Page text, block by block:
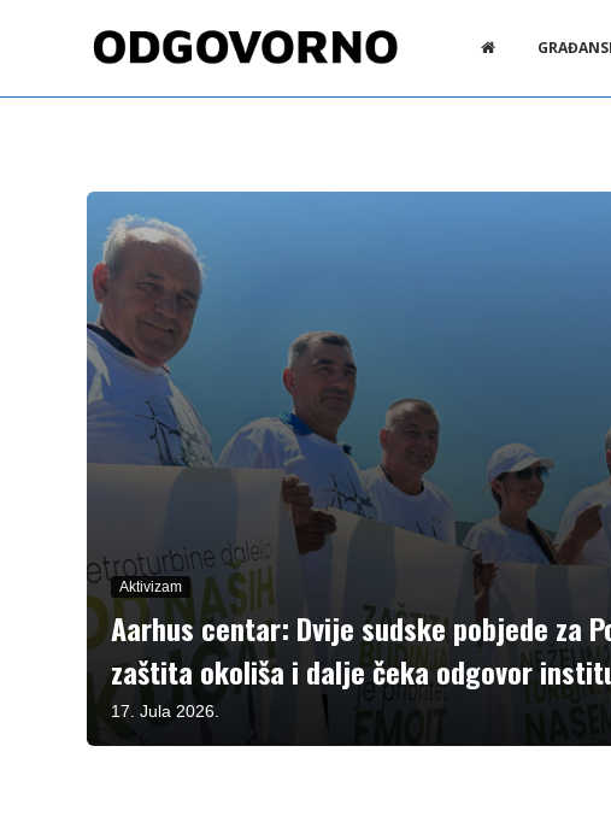
Aktivizam
Aarhus centar: Dvije sudske pobjede za
zaštita okoliša i dalje čeka odgovor
17. Jula 2026.